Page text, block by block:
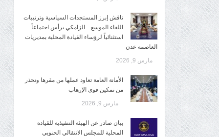
ناقش إبرز المستجدات السياسية وترتيبات
اللقاء الموسع .. الزامكي يرأس اجتماعاً
استثنائياً لرؤساء القيادة المحلية بمديريات
العاصمة عدن
مارس 9, 2026
الأمانة العامة تعاود عملها من مقرها وتحذر
من تمكين قوى الإرهاب
مارس 9, 2026
بيان صادر عن الهيئة التنفيذية للقيادة
المحلية للمجلس الانتقالي الجنوبي